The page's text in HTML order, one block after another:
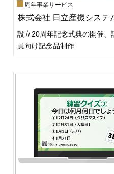
周年事業サービス
株式会社 日立産機システ
設立20周年記念式典の開催
員向け記念品制作